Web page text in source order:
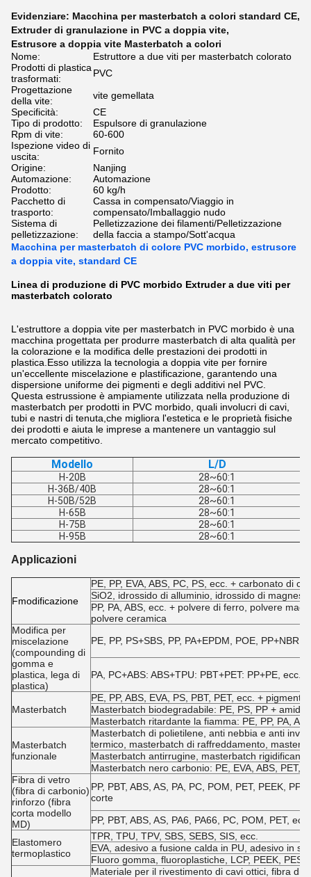
Evidenziare: Macchina per masterbatch a colori standard CE,
Extruder di granulazione in PVC a doppia vite,
Estrusore a doppia vite Masterbatch a colori
Nome:
Estruttore a due viti per masterbatch colorato
Prodotti di plastica
trasformati:
PVC
Progettazione
della vite:
vite gemellata
Specificità:
CE
Tipo di prodotto:
Espulsore di granulazione
Rpm di vite:
60-600
Ispezione video di
uscita:
Fornito
Origine:
Nanjing
Automazione:
Automazione
Prodotto:
60 kg/h
Pacchetto di
trasporto:
Cassa in compensato/Viaggio in
compensato/Imballaggio nudo
Sistema di
pelletizzazione:
Pelletizzazione dei filamenti/Pelletizzazione
della faccia a stampo/Sott'acqua
Macchina per masterbatch di colore PVC morbido, estrusore
a doppia vite, standard CE
Linea di produzione di PVC morbido Extruder a due viti per
masterbatch colorato
L'estruttore a doppia vite per masterbatch in PVC morbido è una
macchina progettata per produrre masterbatch di alta qualità per
la colorazione e la modifica delle prestazioni dei prodotti in
plastica.Esso utilizza la tecnologia a doppia vite per fornire
un'eccellente miscelazione e plastificazione, garantendo una
dispersione uniforme dei pigmenti e degli additivi nel PVC.
Questa estrussione è ampiamente utilizzata nella produzione di
masterbatch per prodotti in PVC morbido, quali involucri di cavi,
tubi e nastri di tenuta,che migliora l'estetica e le proprietà fisiche
dei prodotti e aiuta le imprese a mantenere un vantaggio sul
mercato competitivo.
Modello L/D
H-20B
28~60:1
H-36B/40B
28~60:1
H-50B/52B
28~60:1
H-65B
28~60:1
H-75B
28~60:1
H-95B
28~60:1
Applicazioni
Fmodificazione
PE, PP, EVA, ABS, PC, PS, ecc. + carbonato di
SiO2, idrossido di alluminio, idrossido di
PP, PA, ABS, ecc. + polvere di ferro, polvere
polvere ceramica
Modifica per
miscelazione
(compounding di
gomma e
plastica, lega di
plastica)
PE, PP, PS+SBS, PP, PA+EPDM, POE, PP+NBR,
PA, PC+ABS: ABS+TPU: PBT+PET: PP+PE, ecc.
Masterbatch
PE, PP, ABS, EVA, PS, PBT, PET, ecc. + pigmenti
Masterbatch biodegradabile: PE, PS, PP +
Masterbatch ritardante la fiamma: PE, PP, PA,
Masterbatch
funzionale
Masterbatch di polietilene, anti nebbia e anti
termico, masterbatch di raffreddamento,
Masterbatch antirrugine, masterbatch
Masterbatch nero carbonio: PE, EVA, ABS, PET,
Fibra di vetro
(fibra di carbonio)
rinforzo (fibra
corta modello
MD)
PP, PBT, ABS, AS, PA, PC, POM, PET, PEEK,
corte
PP, PBT, ABS, AS, PA6, PA66, PC, POM, PET,
Elastomero
termoplastico
TPR, TPU, TPV, SBS, SEBS, SIS, ecc.
EVA, adesivo a fusione calda in PU, adesivo in
Fluoro gomma, fluoroplastiche, LCP, PEEK, PES,
Materiale per il rivestimento di cavi ottici, fibra di